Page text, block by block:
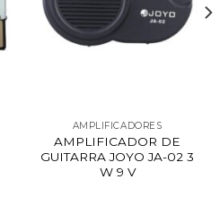
AMPLIFICADORES
AMPLIFICADOR DE
GUITARRA JOYO JA-02 3
W 9 V